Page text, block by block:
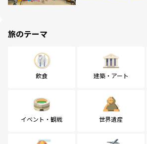
旅のテーマ
飲食 建築・アート
イベント・観戦 世界遺産